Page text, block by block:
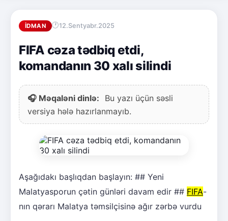
İDMAN 12.Sentyabr.2025
FIFA cəza tədbiq etdi,
komandanın 30 xalı silindi
🎧 Məqaləni dinlə:
Bu yazı üçün səsli
versiya hələ hazırlanmayıb.
Aşağıdakı başlıqdan başlayın: ## Yeni
Malatyasporun çətin günləri davam edir ## FIFA-
nın qərarı Malatya təmsilçisinə ağır zərbə vurdu